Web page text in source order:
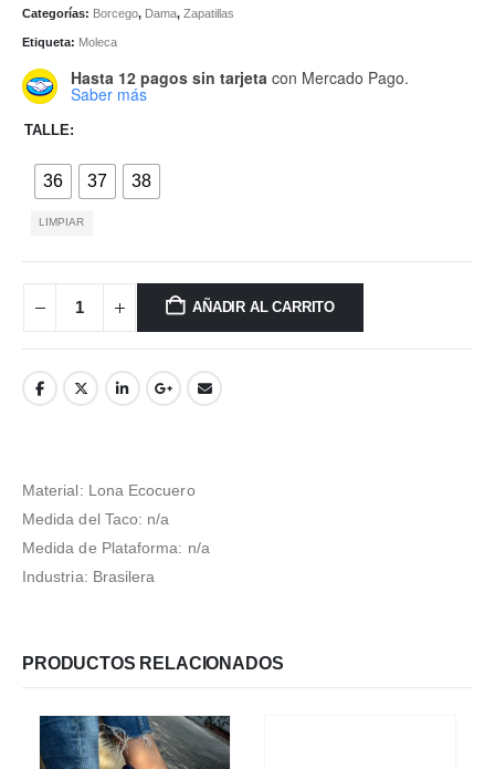
Categorías: Borcego, Dama, Zapatillas
Etiqueta: Moleca
Hasta 12 pagos sin tarjeta con Mercado Pago.
Saber más
TALLE
36 37 38
LIMPIAR
AÑADIR AL CARRITO
Material: Lona Ecocuero
Medida del Taco: n/a
Medida de Plataforma: n/a
Industria: Brasilera
PRODUCTOS RELACIONADOS